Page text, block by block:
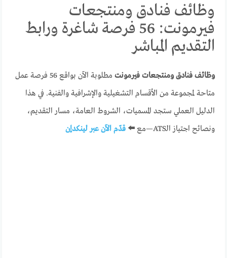
وظائف فنادق ومنتجعات
فيرمونت: 56 فرصة شاغرة ورابط
التقديم المباشر
وظائف فنادق ومنتجعات فيرمونت
مطلوبة الآن بواقع 56 فرصة عمل
متاحة لمجموعة من الأقسام التشغيلية والإشرافية والفنية. في هذا
الدليل العملي ستجد المسميات، الشروط العامة، مسار التقديم،
ونصائح اجتياز الـATS—مع
⬅️قدّم الآن عبر لينكدإن